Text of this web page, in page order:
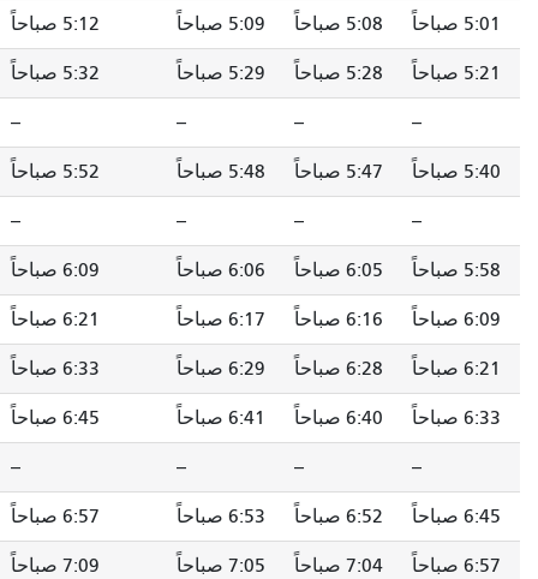
5:08 صباحاً 5:09 صباحاً 5:12 صباحاً 5:16 صباحاً
5:28 صباحاً 5:29 صباحاً 5:32 صباحاً 5:36 صباحاً
--
--
--
5:47 صباحاً 5:48 صباحاً 5:52 صباحاً 5:57 صباحاً
--
--
--
6:05 صباحاً 6:06 صباحاً 6:09 صباحاً 6:13 صباحاً
6:16 صباحاً 6:17 صباحاً 6:21 صباحاً 6:26 صباحاً
6:28 صباحاً 6:29 صباحاً 6:33 صباحاً 6:38 صباحاً
6:40 صباحاً 6:41 صباحاً 6:45 صباحاً 6:50 صباحاً
--
--
--
6:52 صباحاً 6:53 صباحاً 6:57 صباحاً 7:02 صباحاً
7:04 صباحاً 7:05 صباحاً 7:09 صباحاً 7:14 صباحاً